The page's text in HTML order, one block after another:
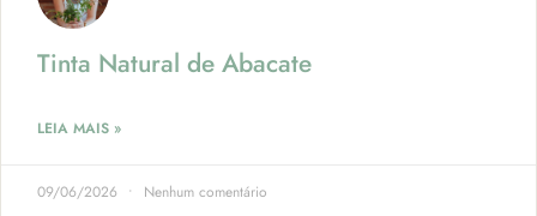
Tinta Natural de Abacate
LEIA MAIS »
09/06/2026 Nenhum comentário